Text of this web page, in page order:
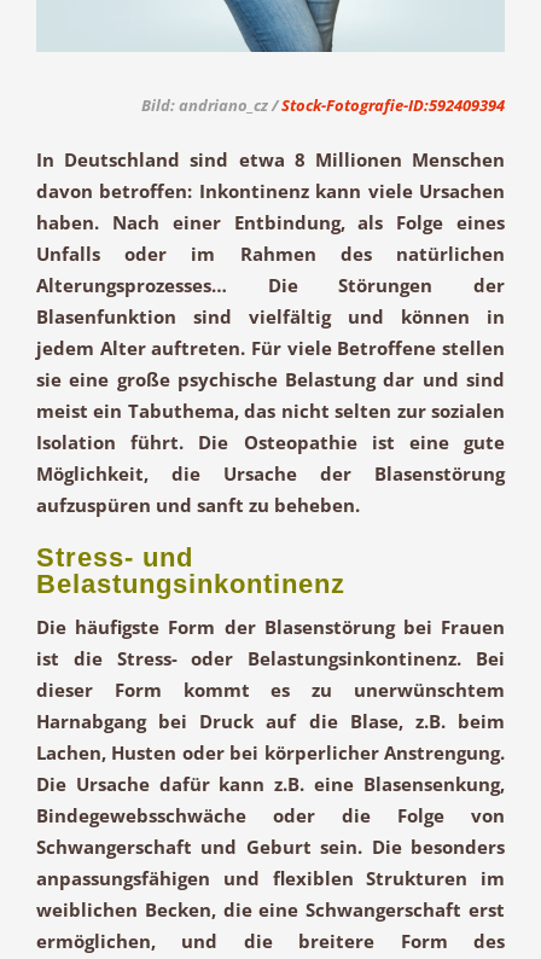
Bild: andriano_cz /Stock-Fotografie-ID:592409394
In Deutschland sind etwa 8 Millionen Menschen
davon betroffen: Inkontinenz kann viele Ursachen
haben. Nach einer Entbindung, als Folge eines
Unfalls oder im Rahmen des natürlichen
Alterungsprozesses… Die Störungen der
Blasenfunktion sind vielfältig und können in
jedem Alter auftreten. Für viele Betroffene stellen
sie eine große psychische Belastung dar und sind
meist ein Tabuthema, das nicht selten zur sozialen
Isolation führt. Die Osteopathie ist eine gute
Möglichkeit, die Ursache der Blasenstörung
aufzuspüren und sanft zu beheben.
Stress- und
Belastungsinkontinenz
Die häufigste Form der Blasenstörung bei Frauen
ist die Stress- oder Belastungsinkontinenz. Bei
dieser Form kommt es zu unerwünschtem
Harnabgang bei Druck auf die Blase, z.B. beim
Lachen, Husten oder bei körperlicher Anstrengung.
Die Ursache dafür kann z.B. eine Blasensenkung,
Bindegewebsschwäche oder die Folge von
Schwangerschaft und Geburt sein. Die besonders
anpassungsfähigen und flexiblen Strukturen im
weiblichen Becken, die eine Schwangerschaft erst
ermöglichen, und die breitere Form des